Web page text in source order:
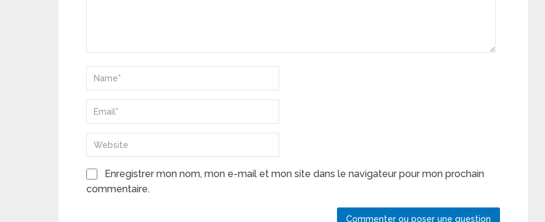
Enregistrer mon nom, mon e-mail et mon site dans le navigateur pour mon prochain
commentaire.